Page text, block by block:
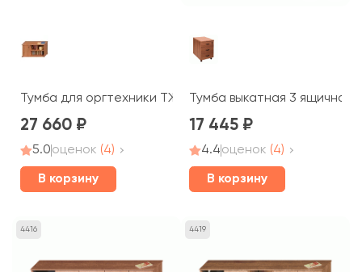
Тумба для оргтехники ТЖ 205 Prestige
27 660
5.0оценок (4)
В корзину
Тумба выкатная 3
17 445
4.4оценок (4)
В корзину
4416 4419